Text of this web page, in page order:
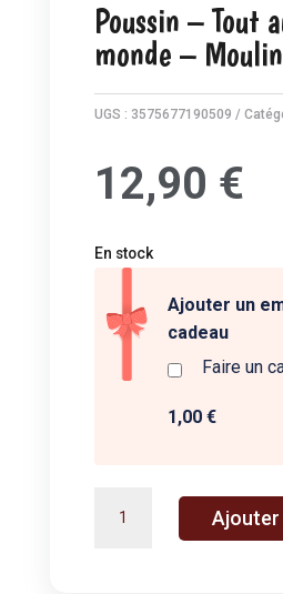
Poussin – Tout
monde –
UGS : 3575677190509
12,90 €
En stock
Ajouter un
cadeau
Faire un
1,00 €
Ajouter